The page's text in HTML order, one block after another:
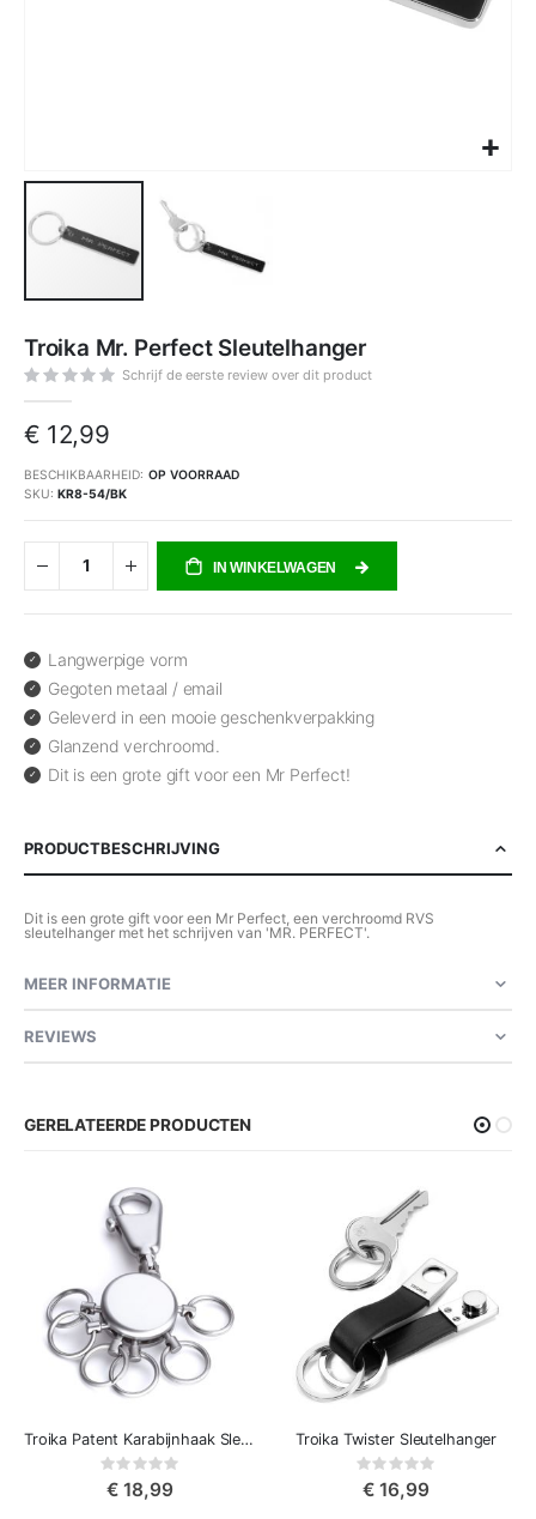
het
begin
van
de
afbeeldingen-
Troika Mr. Perfect Sleutelhanger
Schrijf de eerste review over dit product
€ 12,99
BESCHIKBAARHEID: OP VOORRAAD
SKU KR8-54/BK
IN WINKELWAGEN
Langwerpige vorm
Gegoten metaal / email
Geleverd in een mooie geschenkverpakking
Glanzend verchroomd.
Dit is een grote gift voor een Mr Perfect!
PRODUCTBESCHRIJVING
Dit is een grote gift voor een Mr Perfect, een verchroomd RVS
sleutelhanger met het schrijven van 'MR. PERFECT'.
MEER INFORMATIE
REVIEWS
GERELATEERDE PRODUCTEN
Troika Patent Karabijnhaak Sleutelhanger met Afneembare Ringen
Rating:
€ 18,99
Troika Twister Sleutelhanger
Rating:
€ 16,99